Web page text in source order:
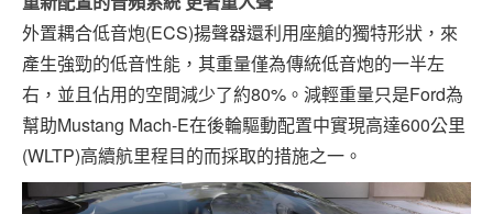
外置耦合低音炮(ECS)揚聲器還利用座艙的獨特形狀，來
產生強勁的低音性能，其重量僅為傳統低音炮的一半左
右，並且佔用的空間減少了約80%。減輕重量只是Ford為
幫助Mustang Mach-E在後輪驅動配置中實現高達600公里
(WLTP)高續航里程目的而採取的措施之一。